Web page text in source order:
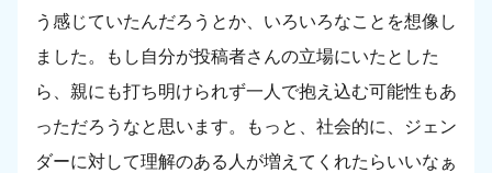
う感じていたんだろうとか、いろいろなことを想像し
ました。もし自分が投稿者さんの立場にいたとした
ら、親にも打ち明けられず一人で抱え込む可能性もあ
っただろうなと思います。もっと、社会的に、ジェン
ダーに対して理解のある人が増えてくれたらいいなぁ